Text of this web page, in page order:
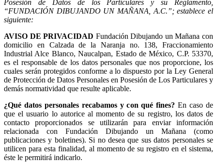
Posesión de Datos de los Particulares y su Reglamento,
“FUNDACIÓN DIBUJANDO UN MAÑANA, A.C.”; establece el
siguiente:
AVISO DE PRIVACIDAD Fundación Dibujando un Mañana con
domicilio en Calzada de la Naranja no. 138, Fraccionamiento
Industrial Alce Blanco, Naucalpan, Estado de México, C.P. 53370,
es el responsable de los datos personales que nos proporcione, los
cuales serán protegidos conforme a lo dispuesto por la Ley General
de Protección de Datos Personales en Posesión de Los Particulares y
demás normatividad que resulte aplicable.
¿Qué datos personales recabamos y con qué fines?En caso de
que el usuario lo autorice al momento de su registro, los datos de
contacto proporcionados se utilizarán para enviar información
relacionada con Fundación Dibujando un Mañana (como
publicaciones y boletines). Si no desea que sus datos personales se
utilicen para esta finalidad, al momento de su registro en el sistema,
éste le permitirá indicarlo.